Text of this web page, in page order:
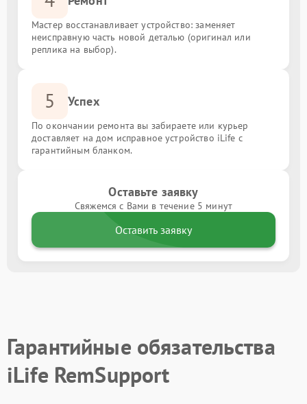
Мастер восстанавливает устройство: заменяет
неисправную часть новой деталью (оригинал или
реплика на выбор).
5 Успех
По окончании ремонта вы забираете или курьер
доставляет на дом исправное устройство iLife с
гарантийным бланком.
Оставьте заявку
Свяжемся с Вами в течение 5 минут
Оставить заявку
Гарантийные обязательства
iLife RemSupport